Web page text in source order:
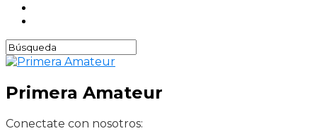
Primera Amateur
Conectate con nosotros: